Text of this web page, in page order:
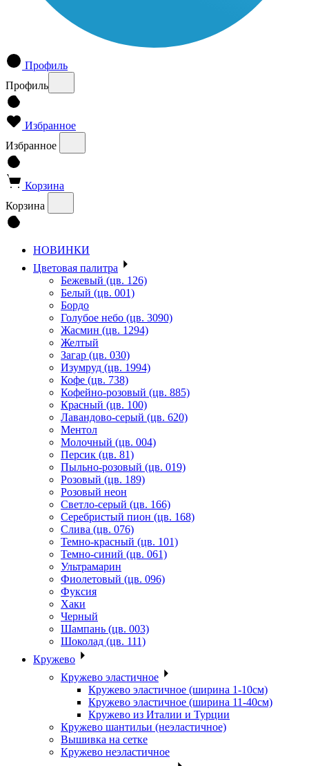
Профиль
Профиль
Избранное
Избранное
Корзина
Корзина
НОВИНКИ
Цветовая палитра
Бежевый (цв. 126)
Белый (цв. 001)
Бордо
Голубое небо (цв. 3090)
Жасмин (цв. 1294)
Желтый
Загар (цв. 030)
Изумруд (цв. 1994)
Кофе (цв. 738)
Кофейно-розовый (цв. 885)
Красный (цв. 100)
Лавандово-серый (цв. 620)
Ментол
Молочный (цв. 004)
Персик (цв. 81)
Пыльно-розовый (цв. 019)
Розовый (цв. 189)
Розовый неон
Светло-серый (цв. 166)
Серебристый пион (цв. 168)
Слива (цв. 076)
Темно-красный (цв. 101)
Темно-синий (цв. 061)
Ультрамарин
Фиолетовый (цв. 096)
Фуксия
Хаки
Черный
Шампань (цв. 003)
Шоколад (цв. 111)
Кружево
Кружево эластичное
Кружево эластичное (ширина 1-10см)
Кружево эластичное (ширина 11-40см)
Кружево из Италии и Турции
Кружево шантильи (неэластичное)
Вышивка на сетке
Кружево неэластичное